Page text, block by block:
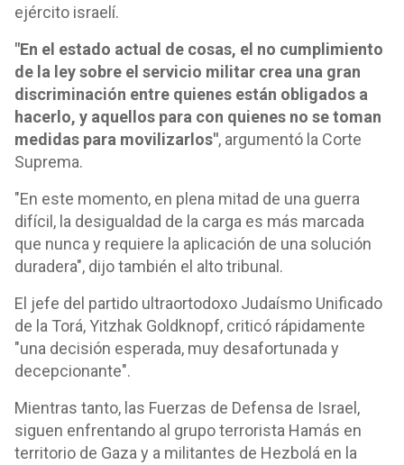
ejército israelí.
"En el estado actual de cosas, el no cumplimiento
de la ley sobre el servicio militar crea una gran
discriminación entre quienes están obligados a
hacerlo, y aquellos para con quienes no se toman
medidas para movilizarlos", argumentó la Corte
Suprema.
"En este momento, en plena mitad de una guerra
difícil, la desigualdad de la carga es más marcada
que nunca y requiere la aplicación de una solución
duradera", dijo también el alto tribunal.
El jefe del partido ultraortodoxo Judaísmo Unificado
de la Torá, Yitzhak Goldknopf, criticó rápidamente
"una decisión esperada, muy desafortunada y
decepcionante".
Mientras tanto, las Fuerzas de Defensa de Israel,
siguen enfrentando al grupo terrorista Hamás en
territorio de Gaza y a militantes de Hezbolá en la